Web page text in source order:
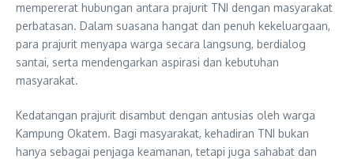
mempererat hubungan antara prajurit TNI dengan masyarakat
perbatasan. Dalam suasana hangat dan penuh kekeluargaan,
para prajurit menyapa warga secara langsung, berdialog
santai, serta mendengarkan aspirasi dan kebutuhan
masyarakat.
Kedatangan prajurit disambut dengan antusias oleh warga
Kampung Okatem. Bagi masyarakat, kehadiran TNI bukan
hanya sebagai penjaga keamanan, tetapi juga sahabat dan